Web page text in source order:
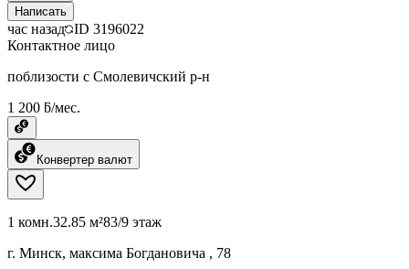
Написать
час назад ID 3196022
Контактное лицо
поблизости с Смолевичский р-н
1 200 ƃ/мес.
Конвертер валют
1 комн.32.85 м²83/9 этаж
г. Минск, максима Богдановича , 78